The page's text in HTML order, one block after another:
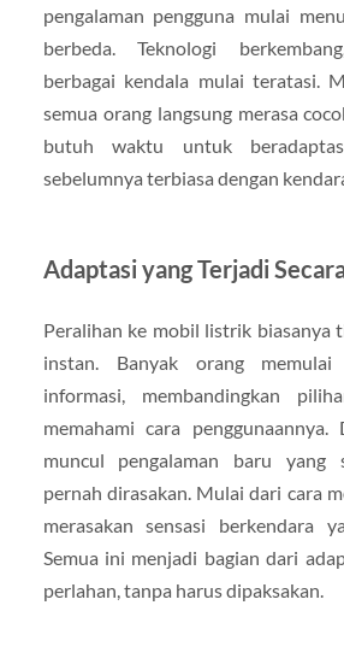
pengalaman pengguna mulai
berbeda. Teknologi
berbagai kendala mulai teratasi.
semua orang langsung merasa
butuh waktu untuk
sebelumnya terbiasa dengan
Adaptasi yang Terjadi
Peralihan ke mobil listrik biasanya
instan. Banyak orang memulai
informasi, membandingkan
memahami cara
muncul pengalaman baru yang
pernah dirasakan. Mulai dari cara
merasakan sensasi berkendara
Semua ini menjadi bagian dari
perlahan, tanpa harus dipaksakan.